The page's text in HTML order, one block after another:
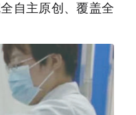
自主原创、覆盖全